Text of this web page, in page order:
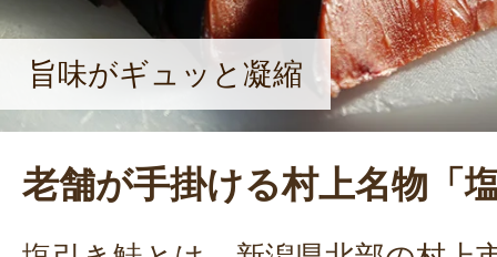
旨味がギュッと凝縮
老舗が手掛ける村上名物「